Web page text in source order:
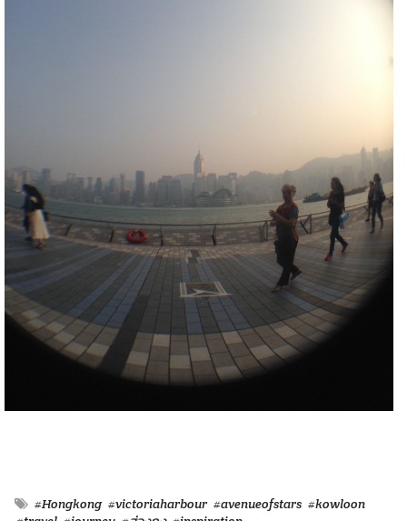
#Hongkong #victoriaharbour #avenueofstars #kowloon